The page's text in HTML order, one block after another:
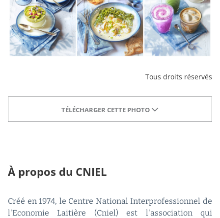
Tous droits réservés
TÉLÉCHARGER CETTE PHOTO
À propos du CNIEL
Créé en 1974, le Centre National Interprofessionnel de
l'Economie Laitière (Cniel) est l'association qui